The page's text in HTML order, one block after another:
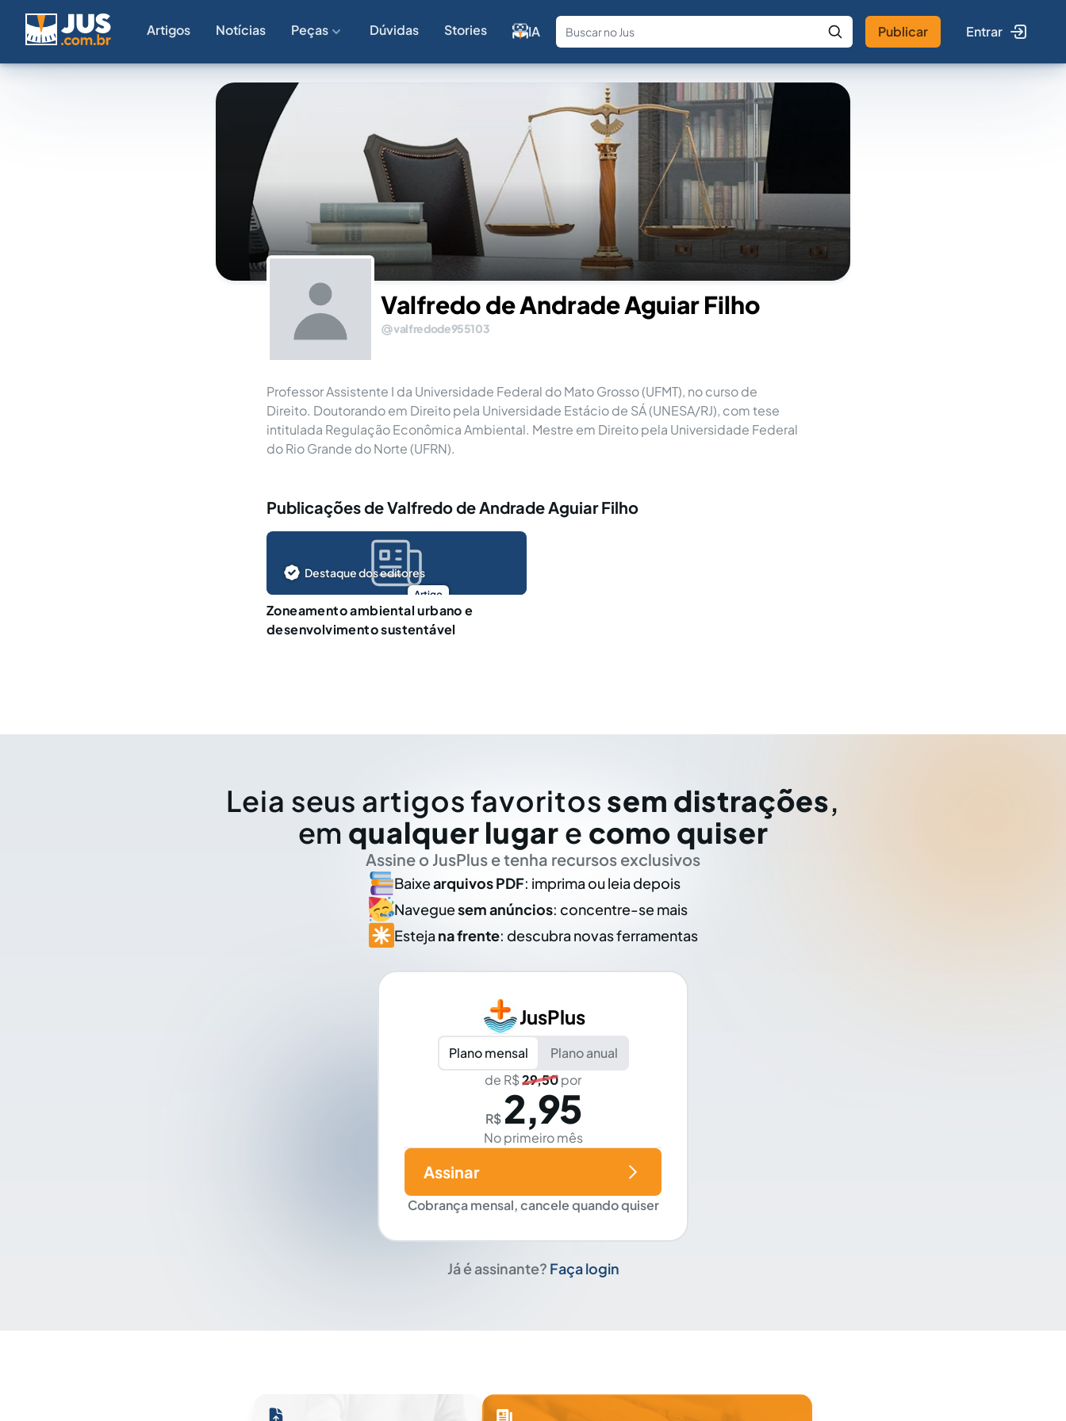
Artigos Notícias Peças Dúvidas Stories IA
Fale com a IA Buscar no Jus
Publicar Entrar
Valfredo de Andrade Aguiar Filho
valfredode955103
Professor Assistente I da Universidade Federal do Mato Grosso (UFMT), no curso de
Direito. Doutorando em Direito pela Universidade Estácio de SÁ (UNESA/RJ), com tese
intitulada Regulação Econômica Ambiental. Mestre em Direito pela Universidade Federal
do Rio Grande do Norte (UFRN).
Publicações de Valfredo de Andrade Aguiar Filho
Artigo
Destaque dos editores
Zoneamento ambiental urbano e
desenvolvimento sustentável
Leia seus artigos favoritos sem distrações,
em qualquer lugar e como quiser
Assine o JusPlus e tenha recursos exclusivos
Baixearquivos PDF: imprima ou leia depois
Naveguesem anúncios: concentre-se mais
Esteja na frente: descubra novas ferramentas
JusPlus
Plano mensal
Plano anual
de R$29,50por
R$ 2,95
No primeiro mês
Cobrança mensal, cancele quando quiser
Assinar
Já é assinante? Faça login